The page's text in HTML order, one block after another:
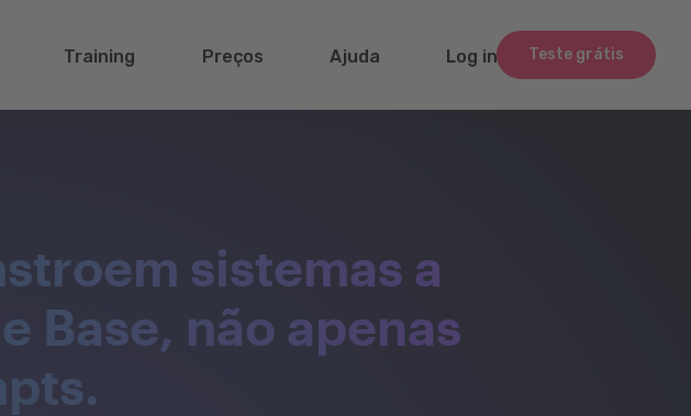
Teste grátis
Training Preços Ajuda Log in
sistemas a
Base, não apenas